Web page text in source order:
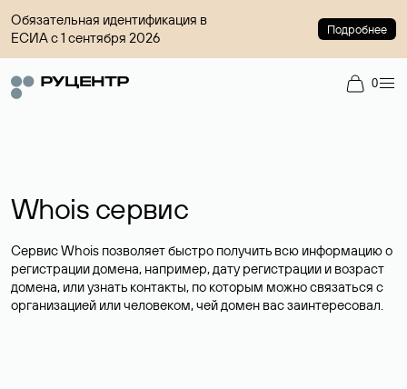
Обязательная идентификация в
ЕСИА с 1 сентября 2026
Подробнее
0
Whois сервис
Сервис Whois позволяет быстро получить всю информацию о
регистрации домена, например, дату регистрации и возраст
домена, или узнать контакты, по которым можно связаться с
организацией или человеком, чей домен вас заинтересовал.